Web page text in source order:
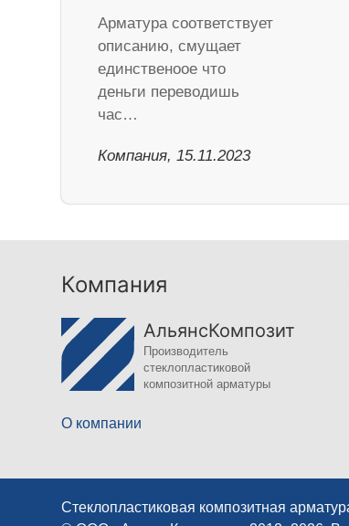
Арматура соответствует
описанию, смущает
единственоое что
деньги переводишь
час…
Компания, 15.11.2023
Компания
АльянсКомпозит
Производитель
стеклопластиковой
композитной арматуры
О компании
Стеклопластиковая композитная